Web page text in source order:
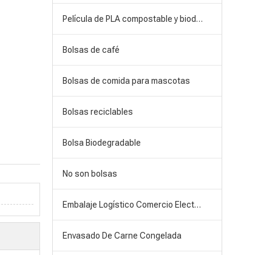
Película de PLA compostable y biodegradable
Bolsas de café
Bolsas de comida para mascotas
Bolsas reciclables
Bolsa Biodegradable
No son bolsas
Embalaje Logístico Comercio Electrónico
Envasado De Carne Congelada